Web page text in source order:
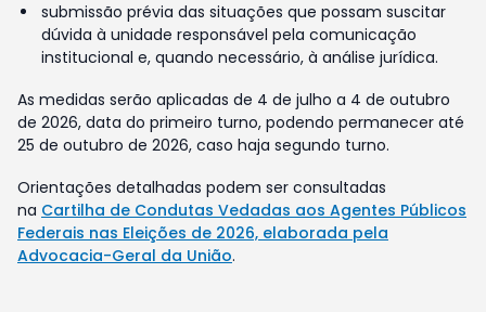
submissão prévia das situações que possam suscitar
dúvida à unidade responsável pela comunicação
institucional e, quando necessário, à análise jurídica.
As medidas serão aplicadas de 4 de julho a 4 de outubro
de 2026, data do primeiro turno, podendo permanecer até
25 de outubro de 2026, caso haja segundo turno.
Orientações detalhadas podem ser consultadas
na Cartilha de Condutas Vedadas aos Agentes Públicos
Federais nas Eleições de 2026, elaborada pela
Advocacia-Geral da União.